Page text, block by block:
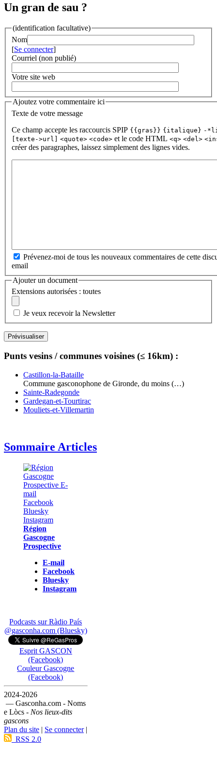
Un gran de sau ?
(identification facultative)
Nom
[Se connecter]
Courriel (non publié)
Votre site web
Ajoutez votre commentaire ici
Texte de votre message
Ce champ accepte les raccourcis SPIP {{gras}} {italique} -
[texte->url] <quote> <code> et le code HTML <q> <del>
créer des paragraphes, laissez simplement des lignes vides.
Prévenez-moi de tous les nouveaux commentaires de cette
email
Ajouter un document
Extensions autorisées : toutes
Je veux recevoir la Newsletter
Punts vesins / communes voisines (≤ 16km) :
Castillon-la-Bataille
Commune gasconophone de Gironde, du moins (…)
Sainte-Radegonde
Gardegan-et-Tourtirac
Mouliets-et-Villemartin
Sommaire Articles
Région
Gascogne
Prospective
E-mail
Facebook
Bluesky
Instagram
Podcasts sur Ràdio País
@gasconha.com (Bluesky)
Esprit GASCON
(Facebook)
Couleur Gascogne
(Facebook)
2024-2026
— Gasconha.com - Noms
e Lòcs - Nos lieux-dits
gascons
Plan du site | Se connecter|
RSS 2.0